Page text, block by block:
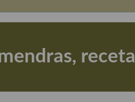
receta